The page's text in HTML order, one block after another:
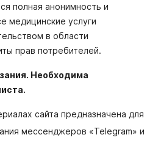
полная анонимность и
медицинские услуги
в области
прав потребителей.
Необходима
сайта предназначена для
мессенджеров «Telegram» и